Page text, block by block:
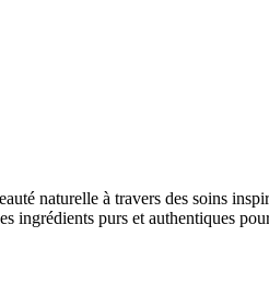
naturelle à travers des soins
ingrédients purs et authentiques